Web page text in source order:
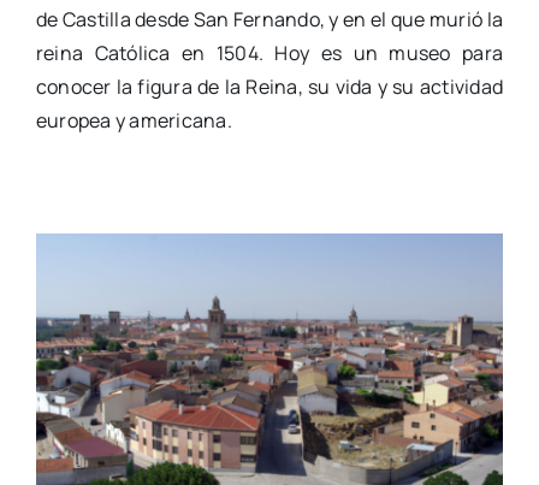
de Castilla desde San Fernando, y en el que murió la
reina Católica en 1504. Hoy es un museo para
conocer la figura de la Reina, su vida y su actividad
europea y americana.